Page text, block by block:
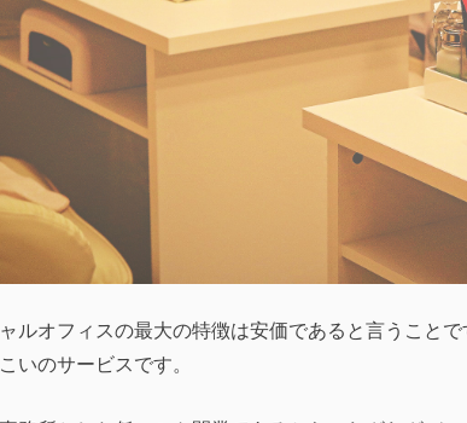
ルオフィスの最大の特徴は安価であると言うこと
いのサービスです。